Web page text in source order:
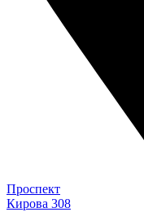
Проспект
Кирова 308